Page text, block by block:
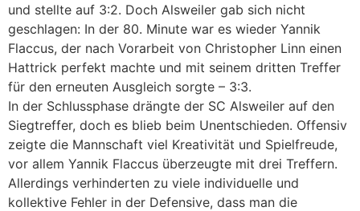
und stellte auf 3:2. Doch Alsweiler gab sich nicht
geschlagen: In der 80. Minute war es wieder Yannik
Flaccus, der nach Vorarbeit von Christopher Linn einen
Hattrick perfekt machte und mit seinem dritten Treffer
für den erneuten Ausgleich sorgte – 3:3.
In der Schlussphase drängte der SC Alsweiler auf den
Siegtreffer, doch es blieb beim Unentschieden. Offensiv
zeigte die Mannschaft viel Kreativität und Spielfreude,
vor allem Yannik Flaccus überzeugte mit drei Treffern.
Allerdings verhinderten zu viele individuelle und
kollektive Fehler in der Defensive, dass man die